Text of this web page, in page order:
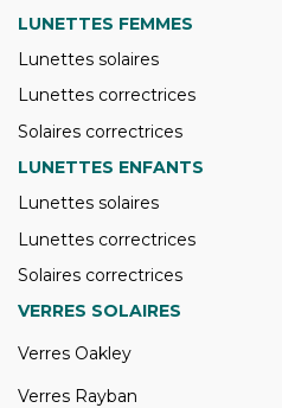
LUNETTES FEMMES
Lunettes solaires
Lunettes correctrices
Solaires correctrices
LUNETTES ENFANTS
Lunettes solaires
Lunettes correctrices
Solaires correctrices
VERRES SOLAIRES
Verres Oakley
Verres Rayban